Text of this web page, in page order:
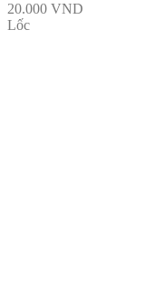
20.000 VND
Lốc